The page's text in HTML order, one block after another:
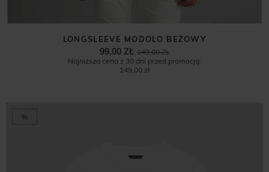
LONGSLEEVE MODOLO BEŻOWY
149,00 ZŁ
99,00 ZŁ
Najniższa cena z 30 dni przed promocją:
149,00 zł
%